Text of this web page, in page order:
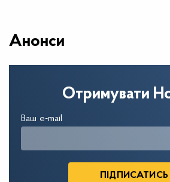
Анонси
Отримувати
Ваш e-mail